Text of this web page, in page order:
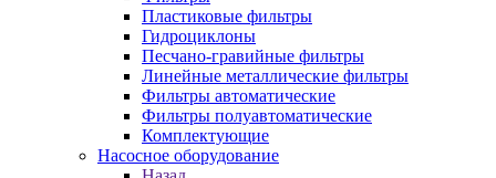
Пластиковые фильтры
Гидроциклоны
Песчано-гравийные фильтры
Линейные металлические фильтры
Фильтры автоматические
Фильтры полуавтоматические
Комплектующие
Насосное оборудование